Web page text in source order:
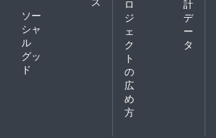
ソー
シャ
ル
グッ
ド
ロ
ジ
ェ
ク
ト
の
広
め
方
計
デ
ー
タ